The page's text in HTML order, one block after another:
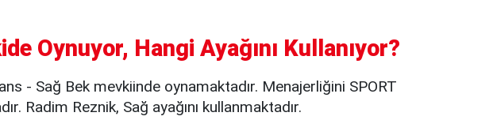
Oynuyor, Hangi Ayağını Kullanıyor?
- Sağ Bek mevkiinde oynamaktadır. Menajerliğini SPORT
Radim Reznik, Sağ ayağını kullanmaktadır.